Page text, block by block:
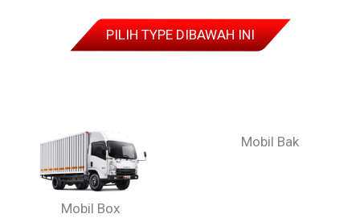
PILIH TYPE DIBAWAH INI
Mobil Box